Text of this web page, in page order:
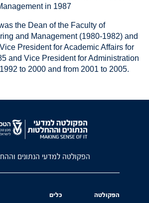
in 1987
the Dean of the Faculty of
and Management (1980-1982) and
President for Academic Affairs for
and Vice President for Administration
to 2000 and from 2001 to 2005.
הפקולטה למדעי הנתונים
הפקולטה
כלים